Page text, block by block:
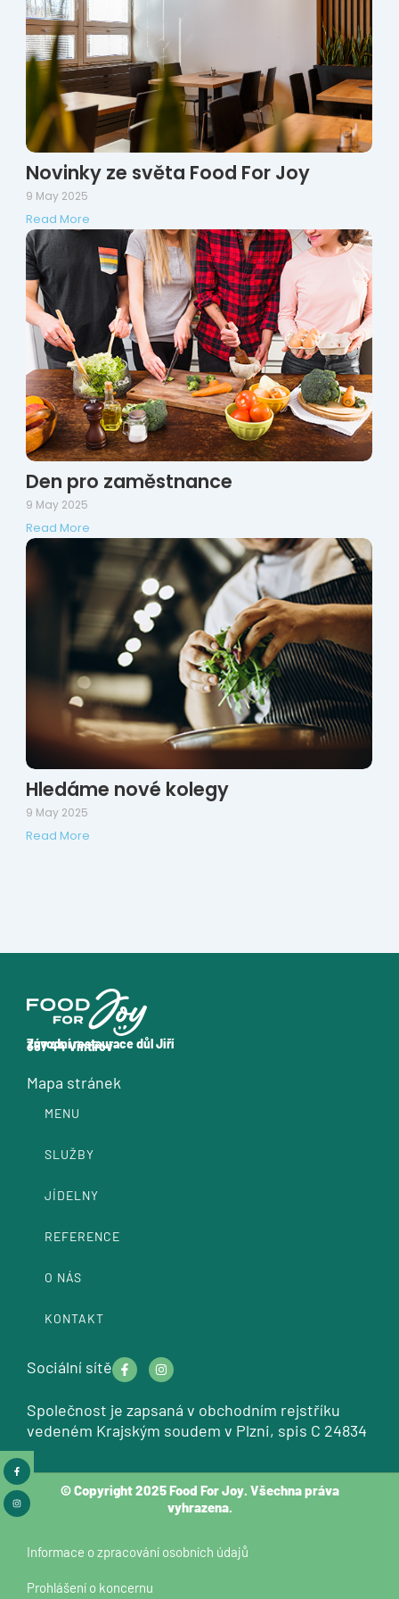
Novinky ze světa Food For Joy
9 May 2025
Read More
Den pro zaměstnance
9 May 2025
Read More
Hledáme nové kolegy
9 May 2025
Read More
Závodní restaurace důl Jiří
357 44 Vintířov
Mapa stránek
MENU
SLUŽBY
JÍDELNY
REFERENCE
O NÁS
KONTAKT
Sociální sítě
F
a
c
b
o
f
I
n
s
a
Společnost je zapsaná v obchodním rejstříku
vedeném Krajským soudem v Plzni, spis C 24834
Facebook-
Instagram
© Copyright 2025 Food For Joy. Všechna práva
vyhrazena.
Informace o zpracování osobních údajů
Prohlášení o koncernu